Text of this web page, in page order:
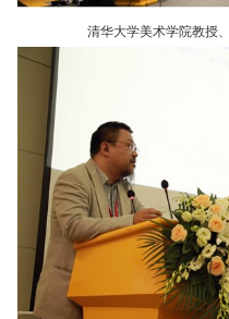
清华大学美术学院教授